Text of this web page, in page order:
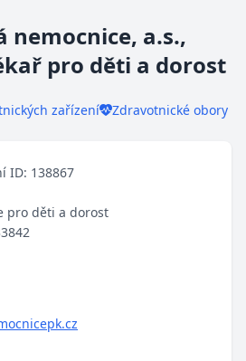
nemocnice, a.s.,
pro děti a dorost
zařízení Zdravotnické obory
ID: 138867
pro děti a dorost